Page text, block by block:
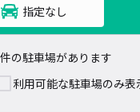
指定なし
の駐車場があります
利用可能な駐車場のみ表